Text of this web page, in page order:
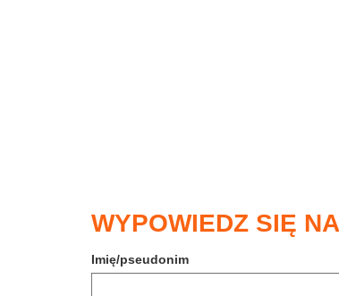
WYPOWIEDZ SIĘ
Imię/pseudonim